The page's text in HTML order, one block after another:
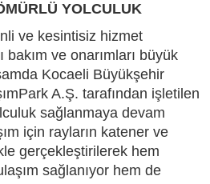
YOLCULUK
ve kesintisiz hizmet
ve onarımları büyük
Kocaeli Büyükşehir
A.Ş. tarafından işletilen
sağlanmaya devam
için rayların katener ve
gerçekleştirilerek hem
sağlanıyor hem de